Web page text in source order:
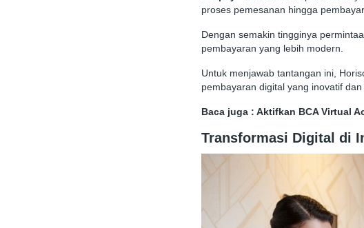
proses pemesanan hingga
Dengan semakin tingginya
pembayaran yang lebih modern.
Untuk menjawab tantangan ini,
pembayaran digital yang inovatif dan
Baca juga : Aktifkan BCA Virtual
Transformasi Digital di